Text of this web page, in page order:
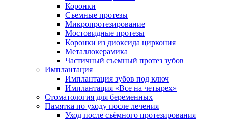
Коронки
Съемные протезы
Микропротезирование
Мостовидные протезы
Коронки из диоксида циркония
Металлокерамика
Частичный съемный протез зубов
Имплантация
Имплантация зубов под ключ
Имплантация «Все на четырех»
Стоматология для беременных
Памятка по уходу после лечения
Уход после съёмного протезирования